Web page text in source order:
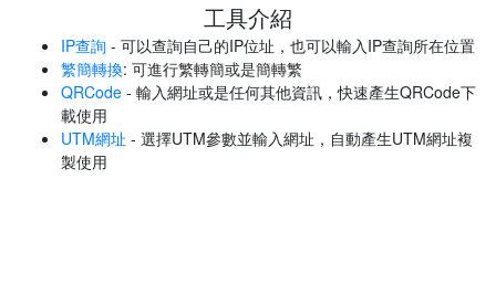
工具介紹
IP查詢 - 可以查詢自己的IP位址，也可以輸入IP查詢所在位置
繁簡轉換: 可進行繁轉簡或是簡轉繁
QRCode - 輸入網址或是任何其他資訊，快速產生QRCode下
載使用
UTM網址 - 選擇UTM參數並輸入網址，自動產生UTM網址複
製使用